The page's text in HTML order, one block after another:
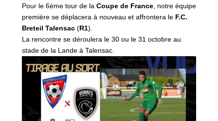
Pour le 6ème tour de la Coupe de France, notre équipe
première se déplacera à nouveau et affrontera le F.C.
Breteil Talensac (R1).
La rencontre se déroulera le 30 ou le 31 octobre au
stade de la Lande à Talensac.